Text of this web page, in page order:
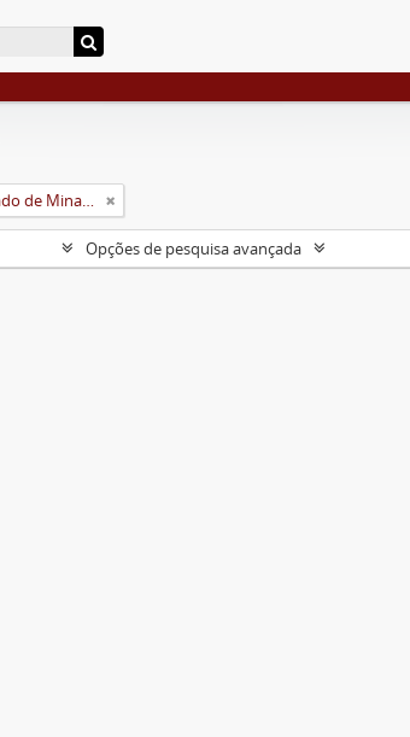
Universidade Rural do Estado de Minas Gerais (Uremg)
Opções de pesquisa avançada